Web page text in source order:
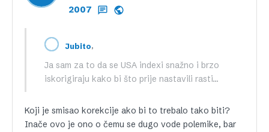
2007
Jubito,
Ja sam za to da se USA indexi snažno i brzo
iskorigiraju kako bi što prije nastavili rasti…
Koji je smisao korekcije ako bi to trebalo tako biti?
Inače ovo je ono o čemu se dugo vode polemike, bar